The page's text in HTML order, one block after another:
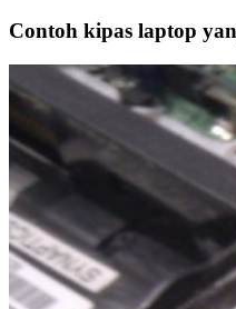
Contoh kipas laptop